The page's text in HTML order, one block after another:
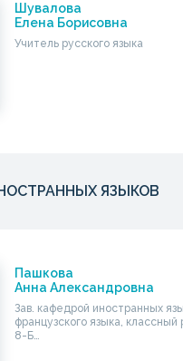
Шувалова
Елена Борисовна
Учитель русского языка
ЯЗЫКОВ
Пашкова
Анна Александровна
Зав. кафедрой иностранных
французского языка, классный
8-Б…